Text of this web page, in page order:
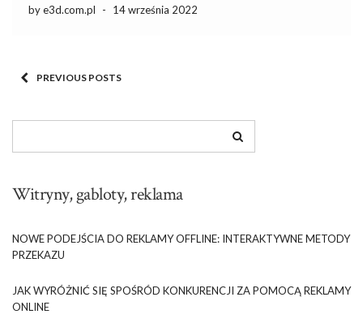
może nie przynieść oczekiwanych rezultatów. W erze mediów
by e3d.com.pl - 14 września 2022
PREVIOUS POSTS
Witryny, gabloty, reklama
NOWE PODEJŚCIA DO REKLAMY OFFLINE: INTERAKTYWNE METODY
PRZEKAZU
JAK WYRÓŻNIĆ SIĘ SPOŚRÓD KONKURENCJI ZA POMOCĄ REKLAMY
ONLINE